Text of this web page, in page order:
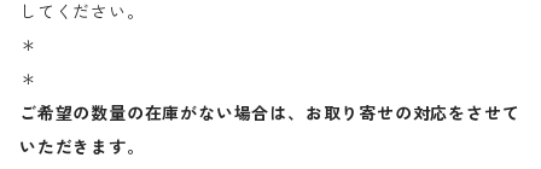
してください。
＊
＊
ご希望の数量の在庫がない場合は、お取り寄せの対応をさせて
いただきます。